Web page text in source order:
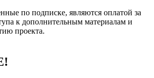
по подписке, являются оплатой за
к дополнительным материалам и
проекта.